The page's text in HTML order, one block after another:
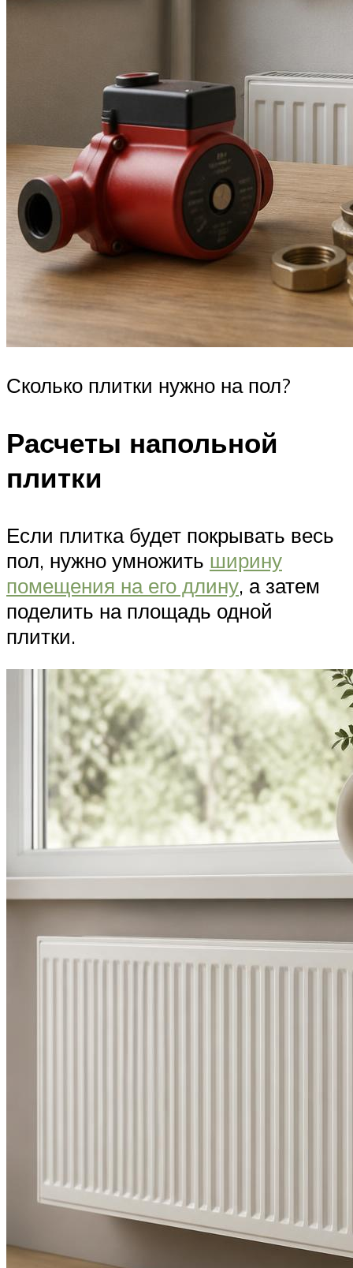
Сколько плитки нужно на пол?
Расчеты напольной
плитки
Если плитка будет покрывать весь
пол, нужно умножить ширину
помещения на его длину, а затем
поделить на площадь одной
плитки.